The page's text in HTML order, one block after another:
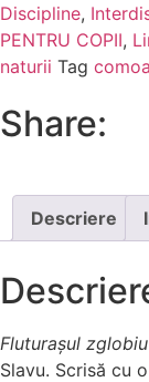
Discipline,
PENTRU COPII,
naturii Tag
Share:
Descriere
Fluturașul zglobiu
Slavu. Scrisă cu